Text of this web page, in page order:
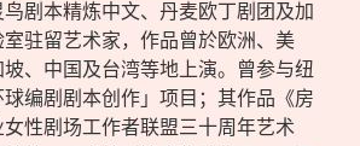
剧本精炼中文、丹麦欧丁剧团及加
驻留艺术家，作品曾於欧洲、美
、中国及台湾等地上演。曾参与纽
编剧剧本创作」项目；其作品《房
性剧场工作者联盟三十周年艺术